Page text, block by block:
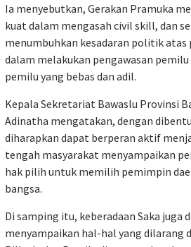
Ia menyebutkan, Gerakan Pramuka
kuat dalam mengasah civil skill, dan
menumbuhkan kesadaran politik
dalam melakukan pengawasan
pemilu yang bebas dan adil.
Kepala Sekretariat Bawaslu Provinsi
Adinatha mengatakan, dengan
diharapkan dapat berperan aktif
tengah masyarakat menyampaikan
hak pilih untuk memilih pemimpin
bangsa.
Di samping itu, keberadaan Saka juga
menyampaikan hal-hal yang dilarang